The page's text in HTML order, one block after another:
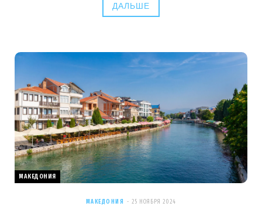
ДАЛЬШЕ
МАКЕДОНИЯ
МАКЕДОНИЯ 25 НОЯБРЯ 2024